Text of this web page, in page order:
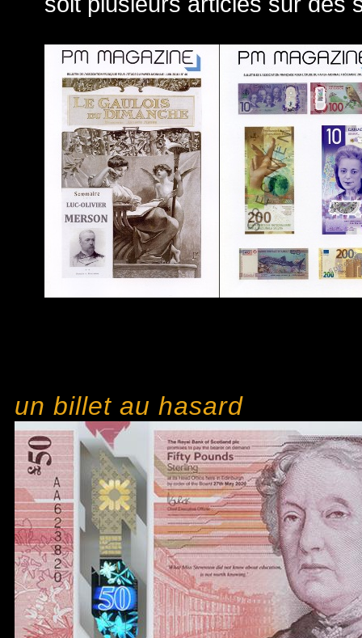
un billet au hasard